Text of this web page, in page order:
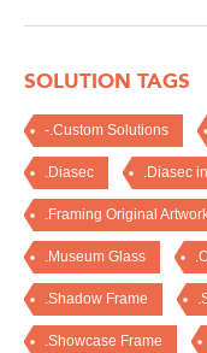
SOLUTION TAGS
-.Custom Solutions
.Diasec .Diasec
.Framing Original
.Museum Glass
.Shadow Frame
.Showcase Frame